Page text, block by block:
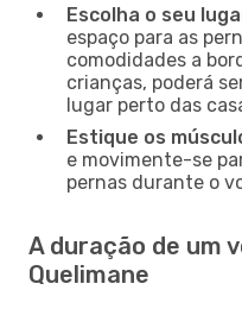
Escolha o seu
espaço para as
comodidades a
crianças, poderá
lugar perto das
Estique os
e movimente-se
pernas durante o
A duração de um
Quelimane